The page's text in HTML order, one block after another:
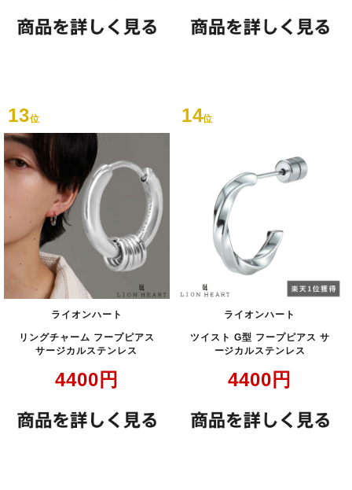
ライオンハート
リングチャーム フープピアス
サージカルステンレス
4400 円
13位
ライオンハート
ツイスト G型 フープピアス サ
ージカルステンレス
4400 円
14位